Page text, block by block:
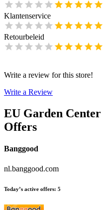
Klantenservice
Retourbeleid
Write a review for this store!
Write a Review
EU Garden Center
Offers
Banggood
nl.banggood.com
Today’s active offers: 5